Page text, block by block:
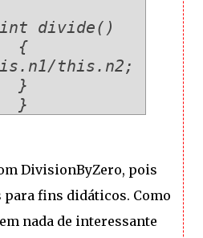
divide()
{
this.n2;
}
}
DivisionByZero, pois
para fins didáticos. Como
nada de interessante